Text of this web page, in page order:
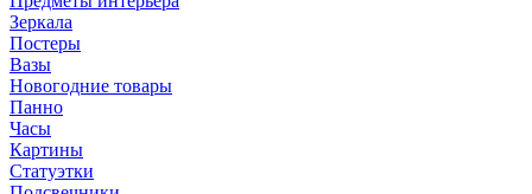
Зеркала
Постеры
Вазы
Новогодние товары
Панно
Часы
Картины
Статуэтки